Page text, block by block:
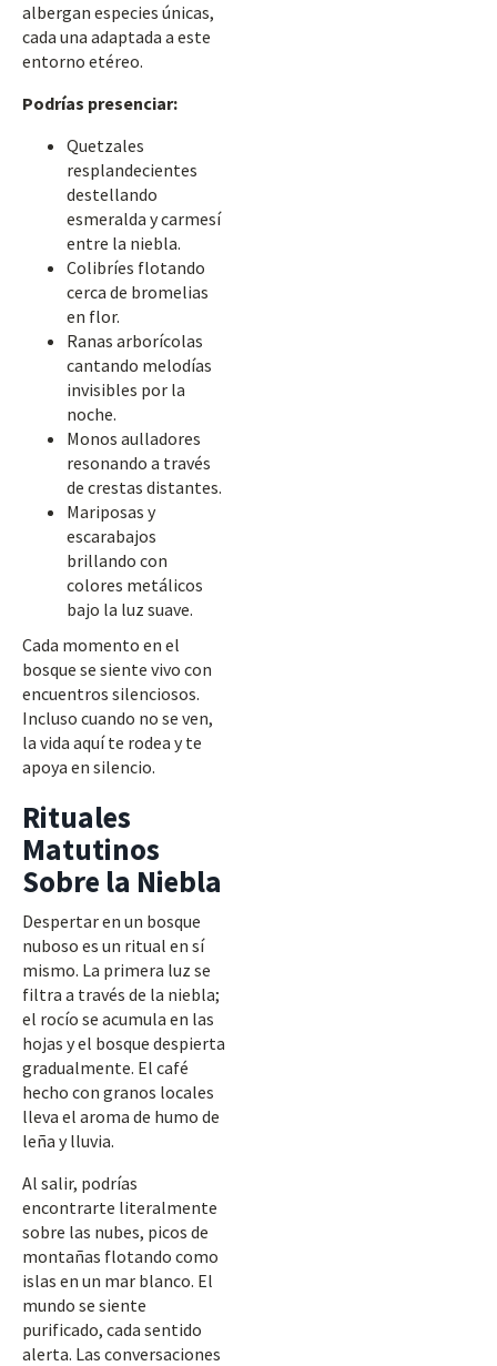
albergan especies únicas,
cada una adaptada a este
entorno etéreo.
Podrías presenciar:
Quetzales
resplandecientes
destellando
esmeralda y carmesí
entre la niebla.
Colibríes flotando
cerca de bromelias
en flor.
Ranas arborícolas
cantando melodías
invisibles por la
noche.
Monos aulladores
resonando a través
de crestas distantes.
Mariposas y
escarabajos
brillando con
colores metálicos
bajo la luz suave.
Cada momento en el
bosque se siente vivo con
encuentros silenciosos.
Incluso cuando no se ven,
la vida aquí te rodea y te
apoya en silencio.
Rituales
Matutinos
Sobre la Niebla
Despertar en un bosque
nuboso es un ritual en sí
mismo. La primera luz se
filtra a través de la niebla;
el rocío se acumula en las
hojas y el bosque despierta
gradualmente. El café
hecho con granos locales
lleva el aroma de humo de
leña y lluvia.
Al salir, podrías
encontrarte literalmente
sobre las nubes, picos de
montañas flotando como
islas en un mar blanco. El
mundo se siente
purificado, cada sentido
alerta. Las conversaciones